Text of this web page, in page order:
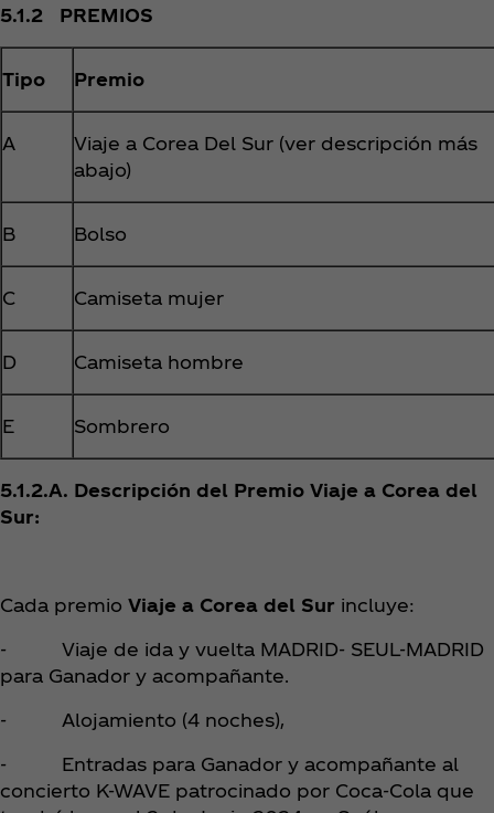
5.1.2 PREMIOS
Tipo Premio
A
Viaje a Corea Del Sur (ver descripción más
abajo)
B Bolso
C Camiseta mujer
D Camiseta hombre
E Sombrero
5.1.2.A. Descripción del Premio Viaje a Corea del
Sur:
Cada premio Viaje a Corea del Sur incluye:
- Viaje de ida y vuelta MADRID- SEUL-MADRID
para Ganador y acompañante.
- Alojamiento (4 noches),
- Entradas para Ganador y acompañante al
concierto K-WAVE patrocinado por Coca‑Cola que